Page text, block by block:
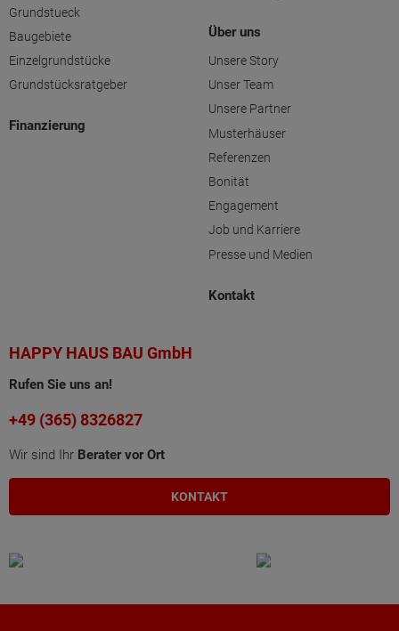
Grundstueck
Baugebiete
Einzelgrundstücke
Grundstücksratgeber
Finanzierung
Über uns
Unsere Story
Unser Team
Unsere Partner
Musterhäuser
Referenzen
Bonität
Engagement
Job und Karriere
Presse und Medien
Kontakt
HAPPY HAUS BAU GmbH
Rufen Sie uns an!
+49 (365) 8326827
Wir sind Ihr Berater vor Ort
KONTAKT